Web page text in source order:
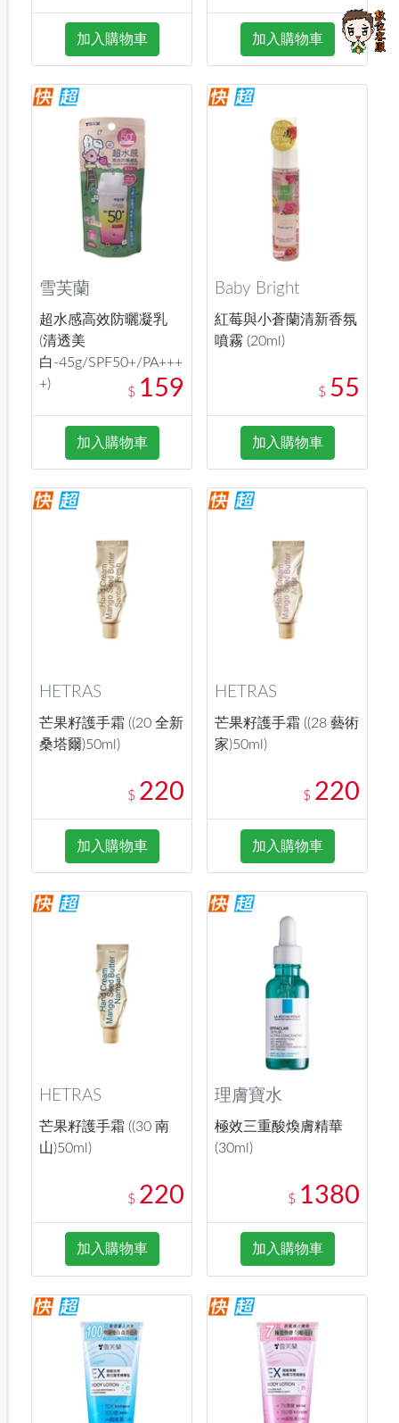
加入購物車 加入購物車
雪芙蘭
超水感高效防曬凝乳
(清透美
白-45g/SPF50+/PA+++
+)
$ 159
加入購物車
Baby Bright
紅莓與小蒼蘭清新香氛
噴霧 (20ml)
$ 55
加入購物車
HETRAS
芒果籽護手霜 ((20 全新
桑塔爾)50ml)
$ 220
加入購物車
HETRAS
芒果籽護手霜 ((28 藝術
家)50ml)
$ 220
加入購物車
HETRAS
芒果籽護手霜 ((30 南
山)50ml)
$ 220
加入購物車
理膚寶水
極效三重酸煥膚精華
(30ml)
$ 1380
加入購物車